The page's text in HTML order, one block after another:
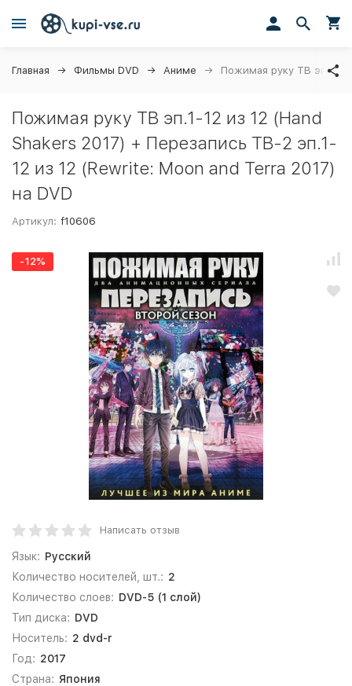
Главная Фильмы DVD Аниме Пожимая руку ТВ эп.1-12
Пожимая руку ТВ эп.1-12 из 12 (Hand
Shakers 2017) + Перезапись ТВ-2 эп.1-
12 из 12 (Rewrite: Moon and Terra 2017)
на DVD
Артикул: f10606
-12%
Написать отзыв
Язык: Русский
Количество носителей, шт.: 2
Количество слоев: DVD-5 (1 слой)
Тип диска: DVD
Носитель: 2 dvd-r
Год: 2017
Страна: Япония